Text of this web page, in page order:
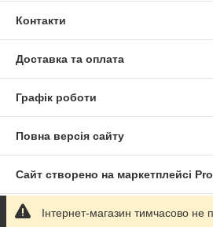
Контакти
Доставка та оплата
Графік роботи
Повна версія сайту
Сайт створено на маркетплейсі
Політика конфіденційності
Інтернет-магазин тимчасово не